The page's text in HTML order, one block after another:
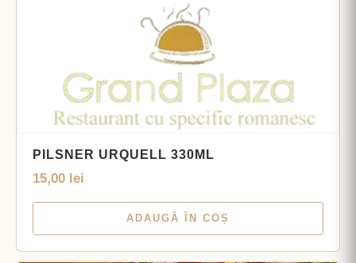
PILSNER URQUELL 330ML
15,00 lei
ADAUGĂ ÎN COȘ